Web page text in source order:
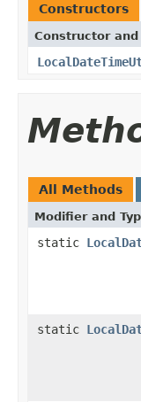
Constructors
Constructor
All Methods
Modifier and
static
static